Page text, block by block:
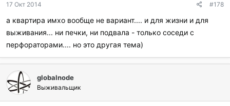
17 Окт 2014 #178
а квартира имхо вообще не вариант.... и для жизни и для
выживания... ни печки, ни подвала - только соседи с
перфораторами.... но это другая тема)
globalnode
Выживальщик